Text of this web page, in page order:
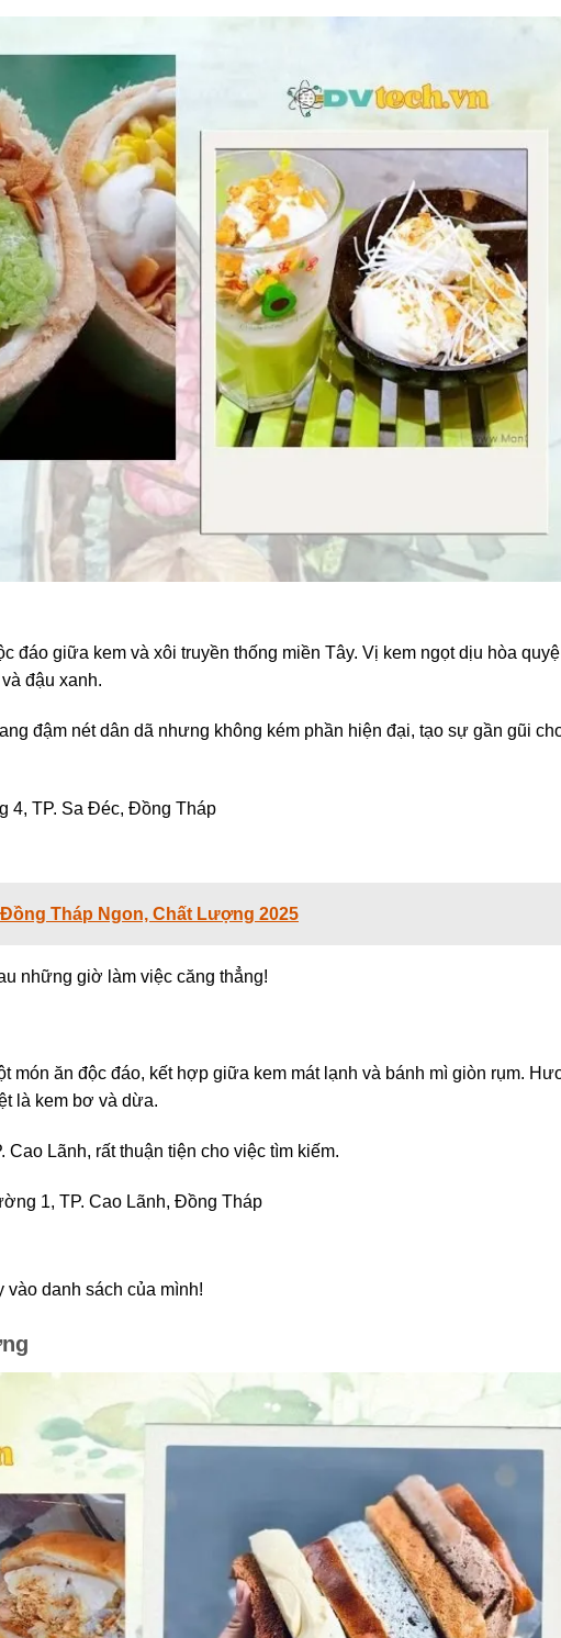
đáo giữa kem và xôi truyền thống miền Tây. Vị kem ngọt dịu hòa
đậu xanh.
đậm nét dân dã nhưng không kém phần hiện đại, tạo sự gần gũi
4, TP. Sa Đéc, Đồng Tháp
Tháp Ngon, Chất Lượng 2025
những giờ làm việc căng thẳng!
món ăn độc đáo, kết hợp giữa kem mát lạnh và bánh mì giòn rụm.
là kem bơ và dừa.
Cao Lãnh, rất thuận tiện cho việc tìm kiếm.
1, TP. Cao Lãnh, Đồng Tháp
vào danh sách của mình!